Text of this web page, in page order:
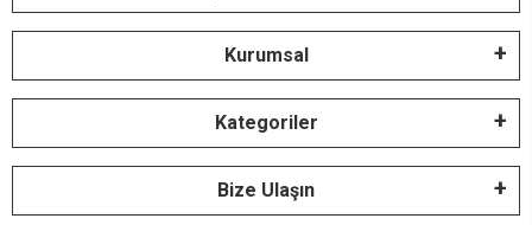
Kurumsal
Kategoriler
Bize Ulaşın